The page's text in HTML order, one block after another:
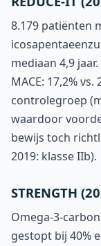
8.179 patiënten
mediaan 4,9
MACE: 17,2%
controlegroep
waardoor
bewijs toch
2019: klasse IIb).
STRENGTH
Omega-3-
gestopt bij 40%